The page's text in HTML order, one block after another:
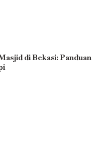
di Bekasi: Panduan